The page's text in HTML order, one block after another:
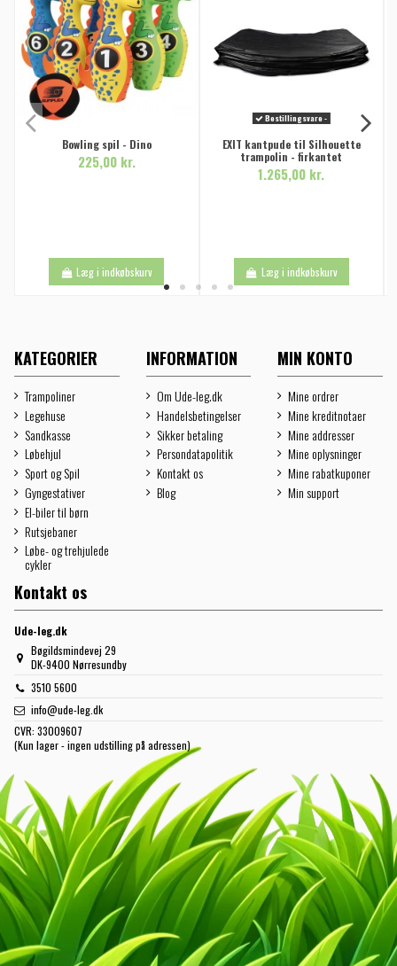
Bowling spil - Dino
225,00 kr.
Læg i indkøbskurv
Bestillingsvare -
EXIT kantpude til Silhouette
trampolin - firkantet
1.265,00 kr.
Læg i indkøbskurv
KATEGORIER
Trampoliner
Legehuse
Sandkasse
Løbehjul
Sport og Spil
Gyngestativer
El-biler til børn
Rutsjebaner
Løbe- og trehjulede
cykler
INFORMATION
Om Ude-leg.dk
Handelsbetingelser
Sikker betaling
Persondatapolitik
Kontakt os
Blog
MIN KONTO
Mine ordrer
Mine kreditnotaer
Mine addresser
Mine oplysninger
Mine rabatkuponer
Min support
Kontakt os
Ude-leg.dk
Bøgildsmindevej 29
DK-9400 Nørresundby
3510 5600
info@ude-leg.dk
CVR: 33009607
(Kun lager - ingen udstilling på adressen)